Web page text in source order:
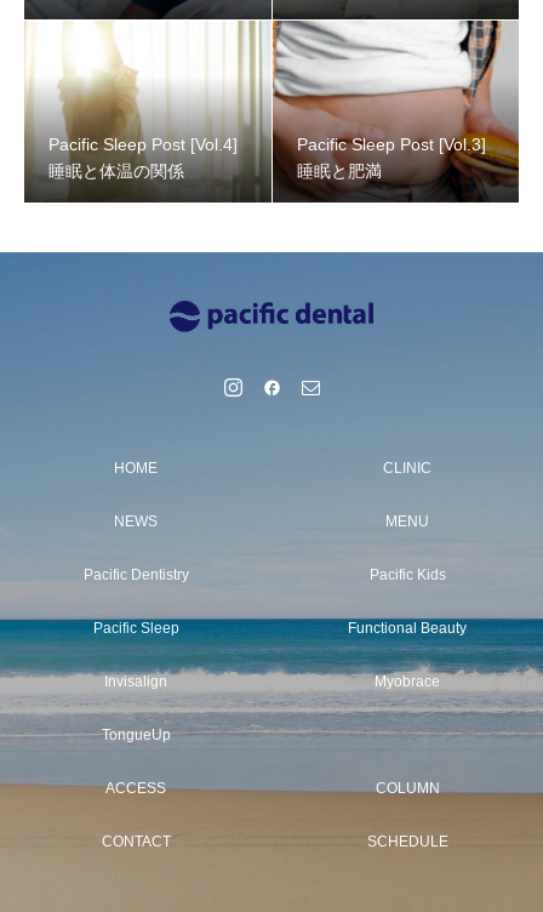
Pacific Sleep Post [Vol.4]
睡眠と体温の関係
Pacific Sleep Post [Vol.3]
睡眠と肥満
HOME CLINIC
NEWS MENU
Pacific Dentistry Pacific Kids
Pacific Sleep Functional Beauty
Invisalign Myobrace
TongueUp
ACCESS COLUMN
CONTACT SCHEDULE